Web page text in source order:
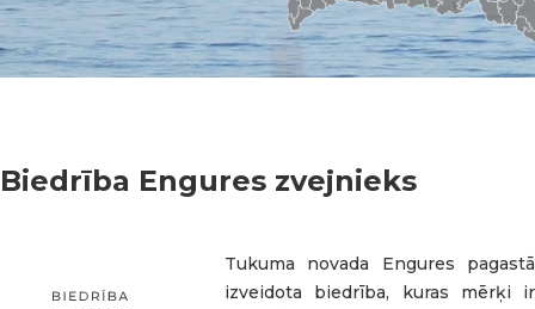
Biedrība Engures zvejnieks
Tukuma novada Engures pagastā
izveidota biedrība, kuras mērķi ir